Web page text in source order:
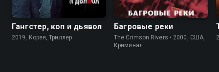
Гангстер, коп и дьявол
2019, Корея, Триллер
Багровые реки
The Crimson Rivers • 2000, США,
Криминал